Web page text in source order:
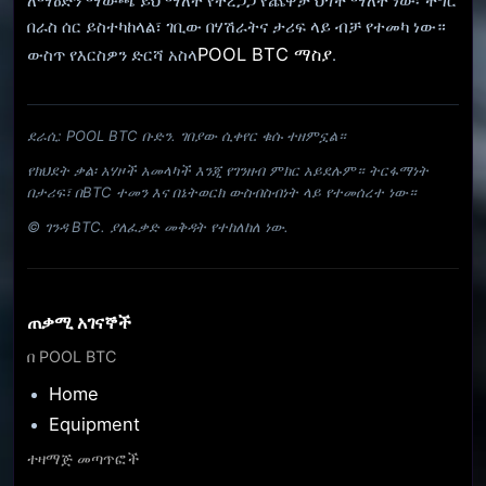
በራስ ሰር ይስተካከላል፣ ገቢው በሃሽራትና ታሪፍ ላይ ብቻ የተመካ ነው።
ውስጥ የእርስዎን ድርሻ አስላPOOL BTC ማስያ.
ደራሲ: POOL BTC ቡድን. ገበያው ሲቀየር ቁሱ ተዘምኗል።
የክህደት ቃል፡ አሃዞች አመላካች እንጂ የገንዘብ ምክር አይደሉም። ትርፋማነት
በታሪፍ፣ በBTC ተመን እና በኔትወርክ ውስብስብነት ላይ የተመሰረተ ነው።
© ገንዳ BTC. ያለፈቃድ መቅዳት የተከለከለ ነው.
ጠቃሚ አገናኞች
በ POOL BTC
Home
Equipment
ተዛማጅ መጣጥፎች